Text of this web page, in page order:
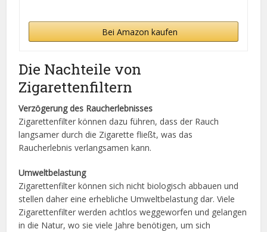
Bei Amazon kaufen
Die Nachteile von
Zigarettenfiltern
Verzögerung des Raucherlebnisses
Zigarettenfilter können dazu führen, dass der Rauch
langsamer durch die Zigarette fließt, was das
Raucherlebnis verlangsamen kann.
Umweltbelastung
Zigarettenfilter können sich nicht biologisch abbauen und
stellen daher eine erhebliche Umweltbelastung dar. Viele
Zigarettenfilter werden achtlos weggeworfen und gelangen
in die Natur, wo sie viele Jahre benötigen, um sich